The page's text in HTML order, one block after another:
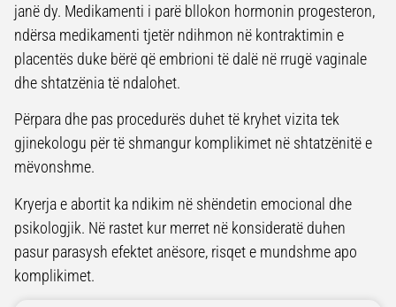
janë dy. Medikamenti i parë bllokon hormonin progesteron,
ndërsa medikamenti tjetër ndihmon në kontraktimin e
placentës duke bërë që embrioni të dalë në rrugë vaginale
dhe shtatzënia të ndalohet.
Përpara dhe pas procedurës duhet të kryhet vizita tek
gjinekologu për të shmangur komplikimet në shtatzënitë e
mëvonshme.
Kryerja e abortit ka ndikim në shëndetin emocional dhe
psikologjik. Në rastet kur merret në konsideratë duhen
pasur parasysh efektet anësore, risqet e mundshme apo
komplikimet.